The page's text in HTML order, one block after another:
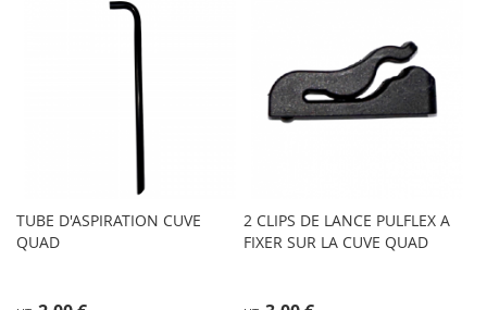
TUBE D'ASPIRATION CUVE
QUAD
2 CLIPS DE LANCE PULFLEX A
FIXER SUR LA CUVE QUAD